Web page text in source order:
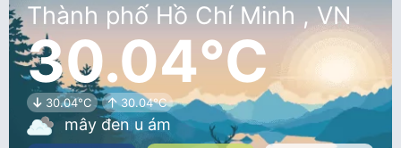
Thành phố Hồ Chí Minh , VN
30.04°C
30.04°C 30.04°C
mây đen u ám